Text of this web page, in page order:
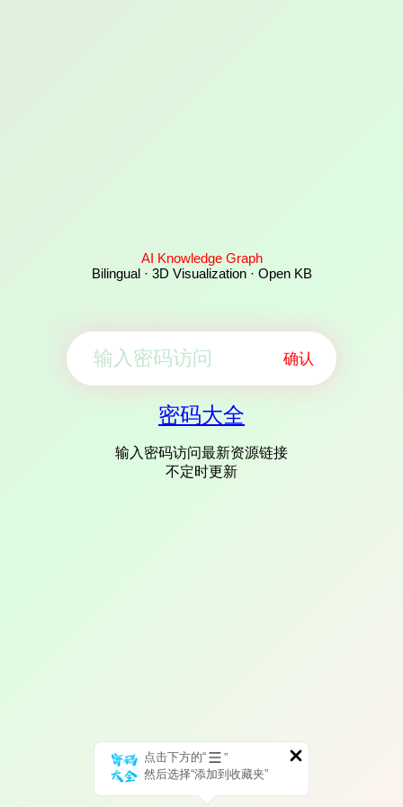
AI Knowledge Graph
Bilingual · 3D Visualization · Open KB
确认
密码大全
输入密码访问最新资源链接
不定时更新
点击下方的“
”
然后选择“添加到收藏夹”